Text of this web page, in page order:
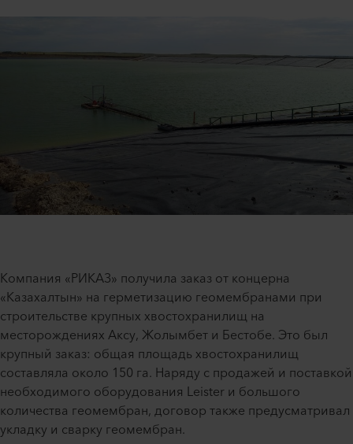
Компания «РИКАЗ» получила заказ от концерна
«Казахалтын» на герметизацию геомембранами при
строительстве крупных хвостохранилищ на
месторождениях Аксу, Жолымбет и Бестобе. Это был
крупный заказ: общая площадь хвостохранилищ
составляла около 150 га. Наряду с продажей и поставкой
необходимого оборудования Leister и большого
количества геомембран, договор также предусматривал
укладку и сварку геомембран.